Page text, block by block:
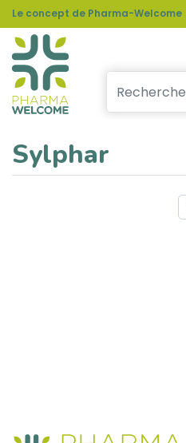
Le concept de Pharma-Welcome
Sylphar